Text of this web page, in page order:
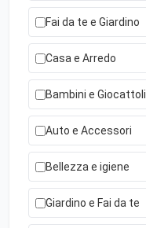
Fai da te e Giardino
Casa e Arredo
Bambini e Giocattoli
Auto e Accessori
Bellezza e igiene
Giardino e Fai da te